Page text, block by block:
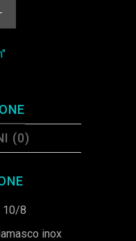
(0)
10/8
inox